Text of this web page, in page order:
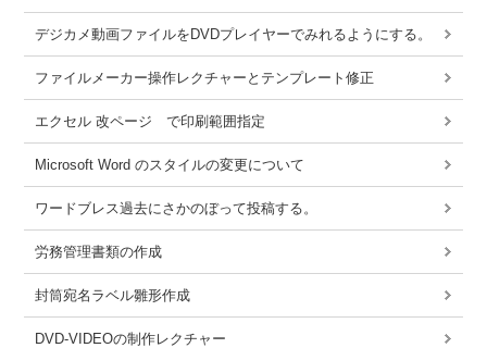
デジカメ動画ファイルをDVDプレイヤーでみれるようにする。
ファイルメーカー操作レクチャーとテンプレート修正
エクセル 改ページ で印刷範囲指定
Microsoft Word のスタイルの変更について
ワードブレス過去にさかのぼって投稿する。
労務管理書類の作成
封筒宛名ラベル雛形作成
DVD-VIDEOの制作レクチャー